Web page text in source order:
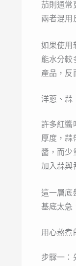
茄則通常
兩者混用
如果使用
能水分較
產品，反
洋蔥、蒜
許多紅醬
厚度，蒜
醬，而少
加入蒜與
這一層底
基底太急
用心熬煮
步驟一：